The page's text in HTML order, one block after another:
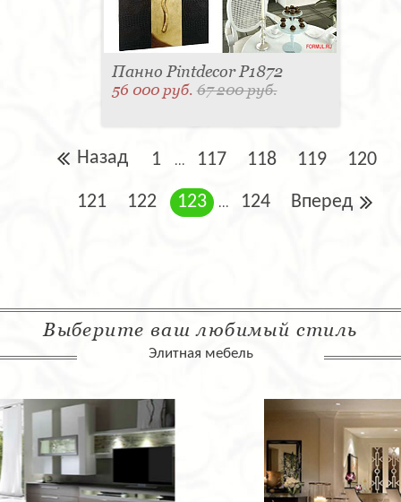
Панно Pintdecor P1872
56 000 руб.67 200 руб.
Назад 1 ... 117 118 119 120
121 122 123 ... 124 Вперед
Выберите ваш любимый стиль
Элитная мебель